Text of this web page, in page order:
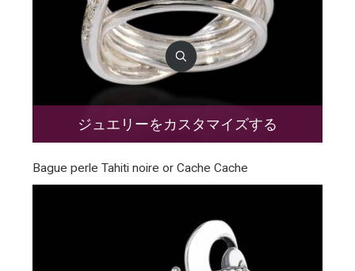
ジュエリーをカスタマイズする
Bague perle Tahiti noire or Cache Cache